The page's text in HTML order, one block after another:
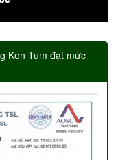
Kon Tum đạt mức